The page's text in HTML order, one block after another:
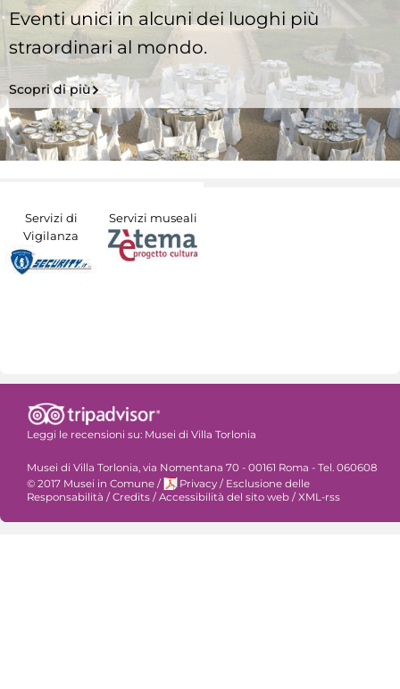
Eventi unici in alcuni dei luoghi più
straordinari al mondo.
Scopri di più
Servizi di
Vigilanza
Servizi museali
Leggi le recensioni su: Musei di Villa Torlonia
Musei di Villa Torlonia, via Nomentana 70 - 00161 Roma - Tel. 060608
© 2017 Musei in Comune / Privacy / Esclusione delle
Responsabilità / Credits / Accessibilità del sito web / XML-rss